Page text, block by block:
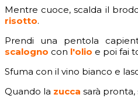
Mentre cuoce, scalda il
risotto.
Prendi una pentola
scalogno con l'olio e poi fai
Sfuma con il vino bianco e
Quando la zucca sarà pronta,